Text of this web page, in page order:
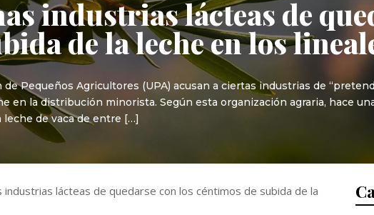
industrias lácteas de
de la leche en los
Pequeños Agricultores (UPA) acusan a ciertas industrias de
en la distribución minorista. Según esta organización agraria, hace
de vaca de entre […]
industrias lácteas de quedarse con los céntimos de subida de la